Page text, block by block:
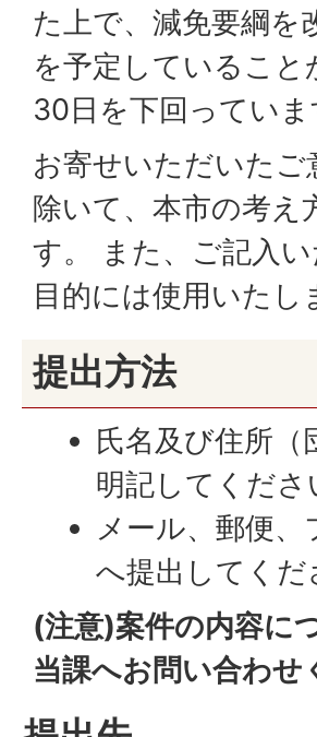
た上で、減免要綱を
を予定していること
30日を下回っていま
お寄せいただいた
除いて、本市の考
す。 また、ご記入
目的には使用いたし
提出方法
氏名及び住所（
明記してくださ
メール、郵便
へ提出してくだ
(注意)案件の内容に
当課へお問い合わせ